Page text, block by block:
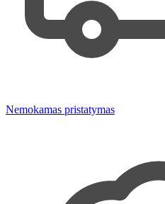
Nemokamas pristatymas